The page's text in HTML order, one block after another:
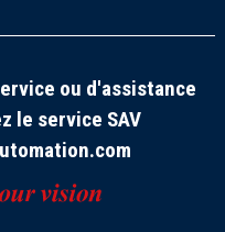
ou d'assistance
le service SAV